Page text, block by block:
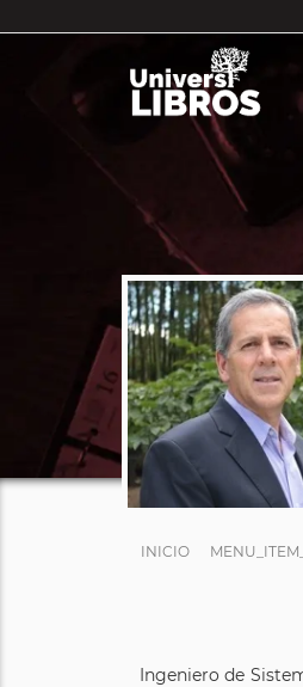
INICIO
Ingeniero de